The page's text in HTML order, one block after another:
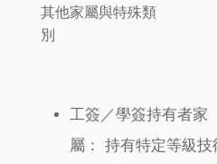
其他家屬與特殊類
別
工簽／學簽持有者家
屬： 持有特定等級技